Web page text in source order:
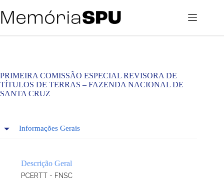
para
o
PRIMEIRA COMISSÃO ESPECIAL REVISORA DE
TÍTULOS DE TERRAS – FAZENDA NACIONAL DE
SANTA CRUZ
Informações Gerais
Descrição Geral
PCERTT - FNSC